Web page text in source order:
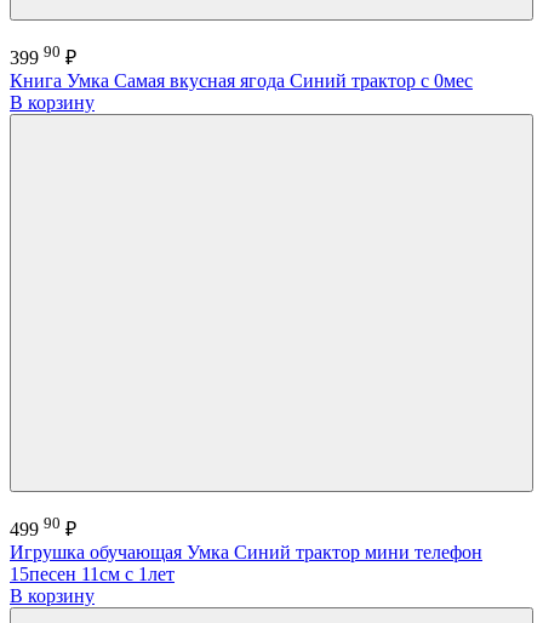
399 90 ₽
Книга Умка Самая вкусная ягода Синий трактор с 0мес
В корзину
499 90 ₽
Игрушка обучающая Умка Синий трактор мини телефон
15песен 11см с 1лет
В корзину